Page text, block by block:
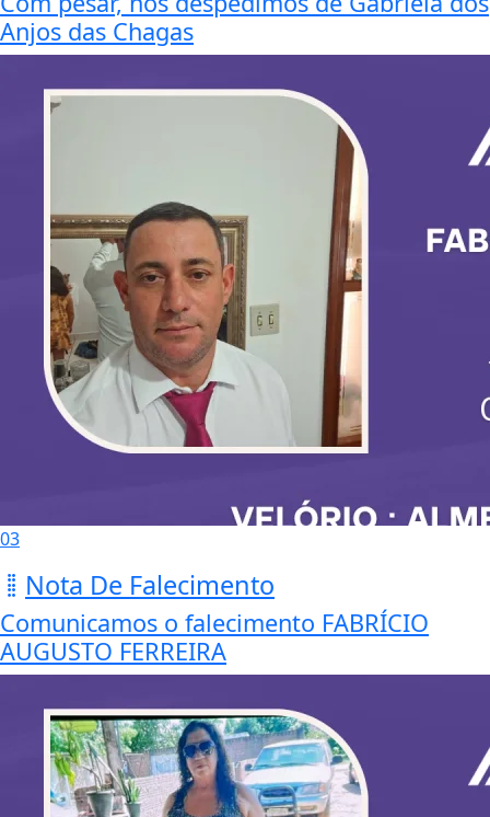
Anjos das Chagas
03
Nota De Falecimento
Comunicamos o falecimento FABRÍCIO
AUGUSTO FERREIRA